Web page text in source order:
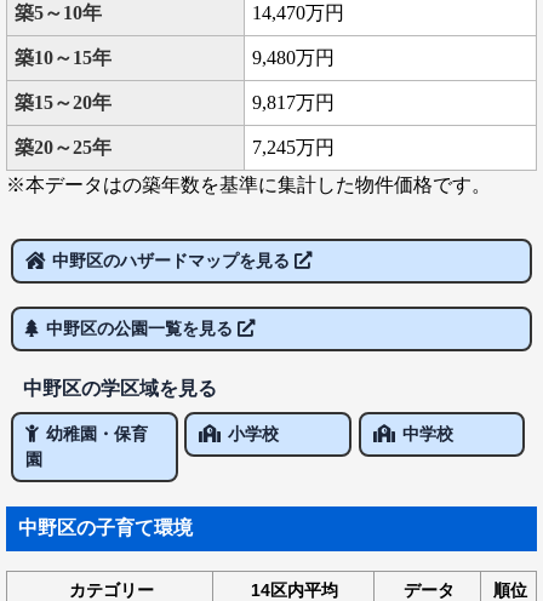
築5～10年 14,470万円
築10～15年 9,480万円
築15～20年 9,817万円
築20～25年
7,245万円
※本データはの築年数を基準に集計した物件価格です。
中野区のハザードマップを見る
中野区の公園一覧を見る
中野区の学区域を見る
幼稚園・保育
園
小学校 中学校
中野区の子育て環境
カテゴリー 14区内平均 データ
順位